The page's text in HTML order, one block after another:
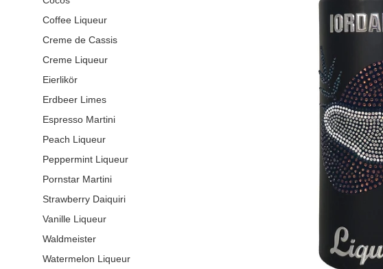
Coffee Liqueur
Creme de Cassis
Creme Liqueur
Eierlikör
Erdbeer Limes
Espresso Martini
Peach Liqueur
Peppermint Liqueur
Pornstar Martini
Strawberry Daiquiri
Vanille Liqueur
Waldmeister
Watermelon Liqueur